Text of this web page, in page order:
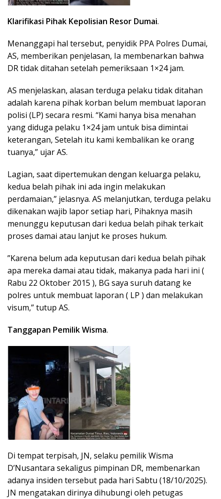
Klarifikasi Pihak Kepolisian Resor Dumai.
​Menanggapi hal tersebut, penyidik PPA Polres Dumai,
AS, memberikan penjelasan, Ia membenarkan bahwa
DR tidak ditahan setelah pemeriksaan 1×24 jam.
AS menjelaskan, alasan terduga pelaku tidak ditahan
adalah karena pihak korban belum membuat laporan
polisi (LP) secara resmi. “Kami hanya bisa menahan
yang diduga pelaku 1×24 jam untuk bisa dimintai
keterangan, Setelah itu kami kembalikan ke orang
tuanya,” ujar AS.
Lagian, saat dipertemukan dengan keluarga pelaku,
kedua belah pihak ini ada ingin melakukan
perdamaian,” jelasnya. AS melanjutkan, terduga pelaku
dikenakan wajib lapor setiap hari, Pihaknya masih
menunggu keputusan dari kedua belah pihak terkait
proses damai atau lanjut ke proses hukum.
​”Karena belum ada keputusan dari kedua belah pihak
apa mereka damai atau tidak, makanya pada hari ini (
Rabu 22 Oktober 2015 ), BG saya suruh datang ke
polres untuk membuat laporan ( LP ) dan melakukan
visum,” tutup AS.
Tanggapan Pemilik Wisma.
​Di tempat terpisah, JN, selaku pemilik Wisma
D’Nusantara sekaligus pimpinan DR, membenarkan
adanya insiden tersebut pada hari Sabtu (18/10/2025). ​
JN mengatakan dirinya dihubungi oleh petugas